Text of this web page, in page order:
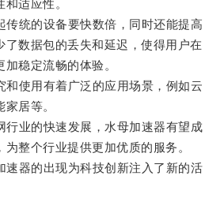
适应性。
统的设备要快数倍，同时还能提高
了数据包的丢失和延迟，使得用户在
稳定流畅的体验。
使用有着广泛的应用场景，例如云
居等。
业的快速发展，水母加速器有望成
整个行业提供更加优质的服务。
器的出现为科技创新注入了新的活